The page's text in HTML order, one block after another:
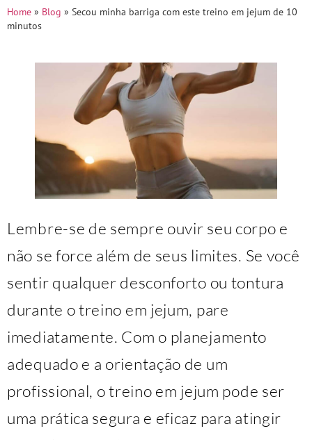
Home » Blog » Secou minha barriga com este treino em jejum de 10
minutos
Lembre-se de sempre ouvir seu corpo e
não se force além de seus limites. Se você
sentir qualquer desconforto ou tontura
durante o treino em jejum, pare
imediatamente. Com o planejamento
adequado e a orientação de um
profissional, o treino em jejum pode ser
uma prática segura e eficaz para atingir